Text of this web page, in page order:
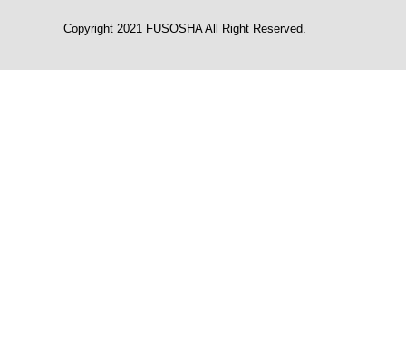
Copyright 2021 FUSOSHA All Right Reserved.